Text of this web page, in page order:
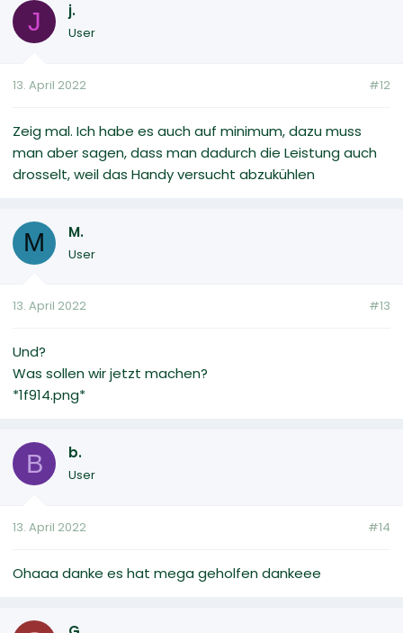
J j.
User
13. April 2022 #12
Zeig mal. Ich habe es auch auf minimum, dazu muss
man aber sagen, dass man dadurch die Leistung auch
drosselt, weil das Handy versucht abzukühlen
M M.
User
13. April 2022 #13
Und?
Was sollen wir jetzt machen?
*1f914.png*
B b.
User
13. April 2022 #14
Ohaaa danke es hat mega geholfen dankeee